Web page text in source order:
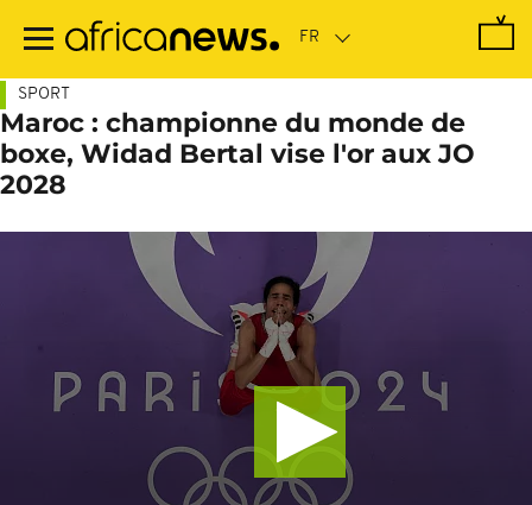
contenu
SPORT
Maroc : championne du monde de
boxe, Widad Bertal vise l'or aux JO
2028